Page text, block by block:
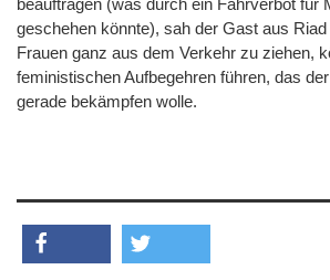
beauftragen (was durch ein Fahrverbot für
geschehen könnte), sah der Gast aus
Frauen ganz aus dem Verkehr zu ziehen,
feministischen Aufbegehren führen, das
gerade bekämpfen wolle.